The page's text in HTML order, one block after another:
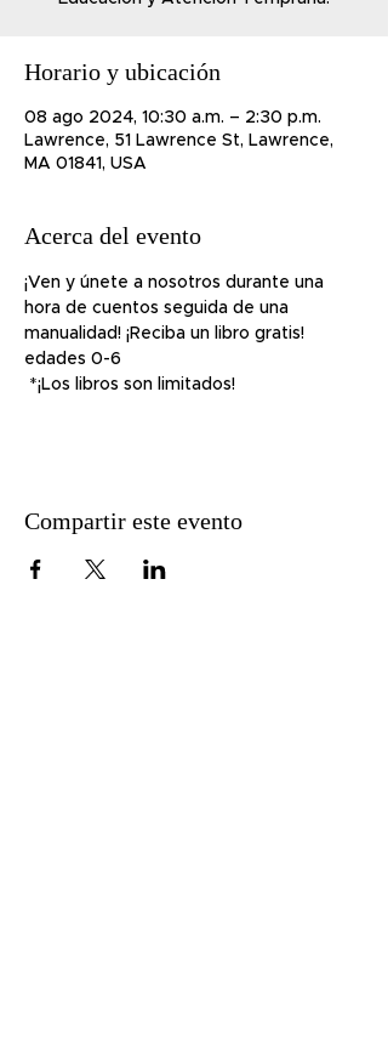
Horario y ubicación
08 ago 2024, 10:30 a.m. – 2:30 p.m.
Lawrence, 51 Lawrence St, Lawrence,
MA 01841, USA
Acerca del evento
¡Ven y únete a nosotros durante una
hora de cuentos seguida de una
manualidad! ¡Reciba un libro gratis!
edades 0-6
*¡Los libros son limitados!
Compartir este evento